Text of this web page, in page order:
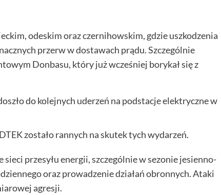
odeskim oraz czernihowskim, gdzie uszkodzenia
przerw w dostawach prądu. Szczególnie
Donbasu, który już wcześniej borykał się z
do kolejnych uderzeń na podstacje elektryczne w
zostało rannych na skutek tych wydarzeń.
przesyłu energii, szczególnie w sezonie jesienno-
oraz prowadzenie działań obronnych. Ataki
agresji.